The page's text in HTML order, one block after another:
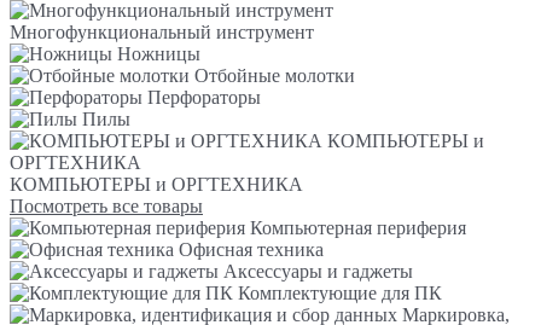
Многофункциональный инструмент
Ножницы
Отбойные молотки
Перфораторы
Пилы
КОМПЬЮТЕРЫ и
ОРГТЕХНИКА
КОМПЬЮТЕРЫ и ОРГТЕХНИКА
Посмотреть все товары
Компьютерная периферия
Офисная техника
Аксессуары и гаджеты
Комплектующие для ПК
Маркировка,